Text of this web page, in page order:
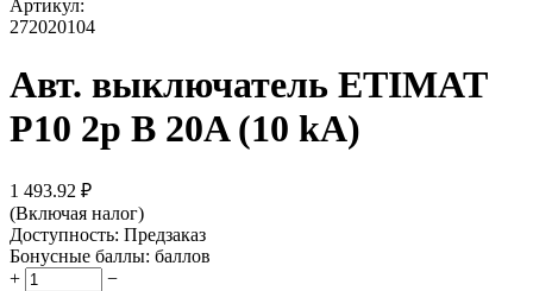
Артикул:
272020104
Авт. выключатель ETIMAT
P10 2p B 20A (10 kA)
1 493.92 ₽
(Включая налог)
Доступность: Предзаказ
Бонусные баллы: баллов
+
−